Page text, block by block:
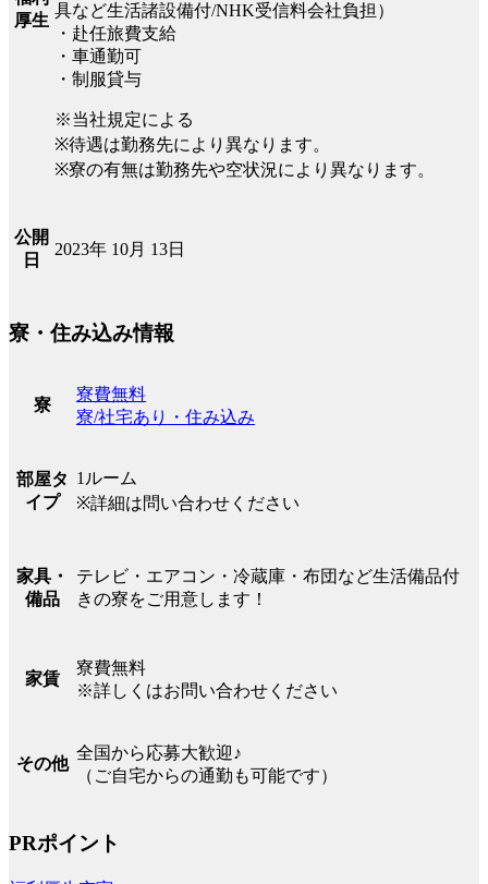
厚生
具など生活諸設備付/NHK受信料会社負担）
・赴任旅費支給
・車通勤可
・制服貸与
※当社規定による
※待遇は勤務先により異なります。
※寮の有無は勤務先や空状況により異なります。
公開
日
2023年 10月 13日
寮・住み込み情報
寮
寮費無料
寮/社宅あり・住み込み
部屋タ
イプ
1ルーム
※詳細は問い合わせください
家具・
備品
テレビ・エアコン・冷蔵庫・布団など生活備品付
きの寮をご用意します！
家賃
寮費無料
※詳しくはお問い合わせください
その他
全国から応募大歓迎♪
（ご自宅からの通勤も可能です）
PRポイント